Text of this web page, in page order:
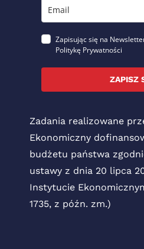
Zapisując się na
Politykę Prywatności
ZAPISZ
Zadania realizowane
Ekonomiczny
budżetu państwa
ustawy z dnia 20 lipca
Instytucie
1735, z późn. zm.)